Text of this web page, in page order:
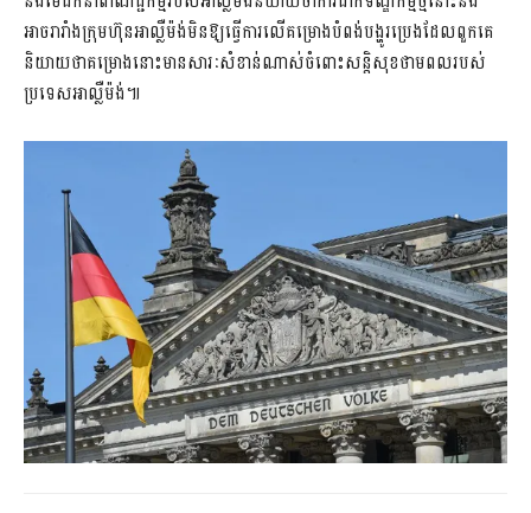
អាចរារាំងក្រុមហ៊ុនអាល្លឺម៉ង់មិនឱ្យធ្វើការលើគម្រោងបំពង់បង្ហូរប្រេងដែលពួកគេ
និយាយថាគម្រោងនោះមានសារៈសំខាន់ណាស់ចំពោះសន្តិសុខថាមពលរបស់
ប្រទេសអាល្លឺម៉ង់៕